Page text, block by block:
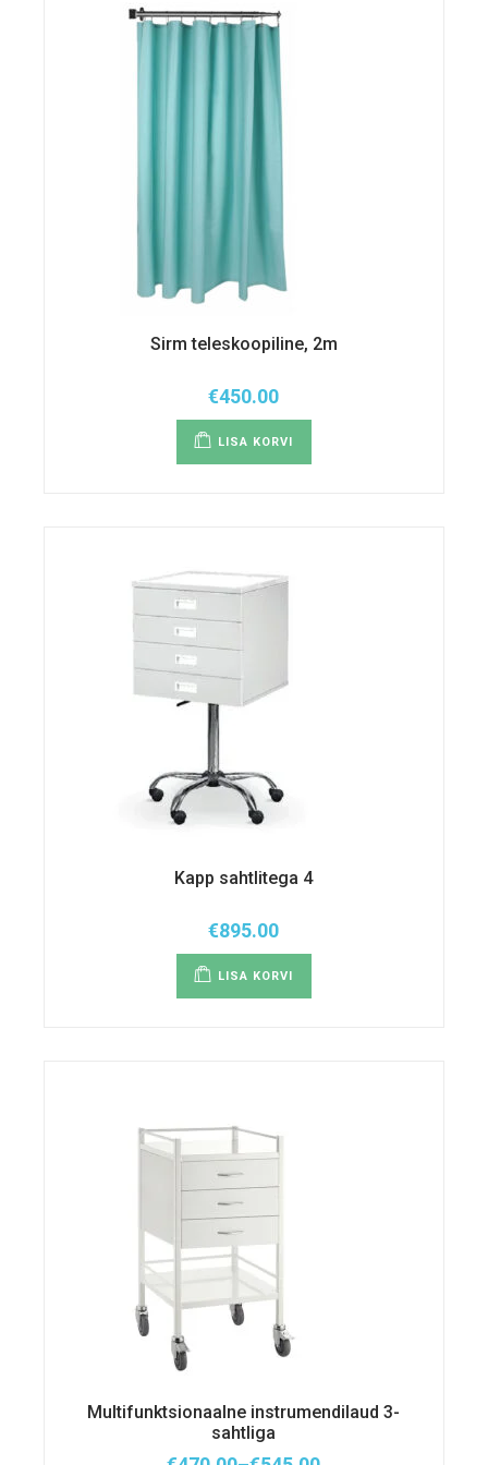
Sirm teleskoopiline, 2m
€450.00
LISA KORVI
Kapp sahtlitega 4
€895.00
LISA KORVI
Multifunktsionaalne instrumendilaud 3-
sahtliga